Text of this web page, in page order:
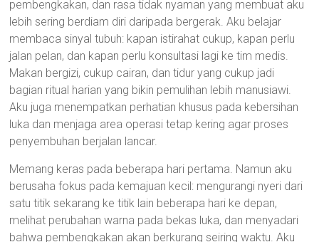
pembengkakan, dan rasa tidak nyaman yang membuat aku
lebih sering berdiam diri daripada bergerak. Aku belajar
membaca sinyal tubuh: kapan istirahat cukup, kapan perlu
jalan pelan, dan kapan perlu konsultasi lagi ke tim medis.
Makan bergizi, cukup cairan, dan tidur yang cukup jadi
bagian ritual harian yang bikin pemulihan lebih manusiawi.
Aku juga menempatkan perhatian khusus pada kebersihan
luka dan menjaga area operasi tetap kering agar proses
penyembuhan berjalan lancar.
Memang keras pada beberapa hari pertama. Namun aku
berusaha fokus pada kemajuan kecil: mengurangi nyeri dari
satu titik sekarang ke titik lain beberapa hari ke depan,
melihat perubahan warna pada bekas luka, dan menyadari
bahwa pembengkakan akan berkurang seiring waktu. Aku